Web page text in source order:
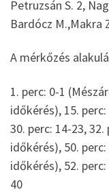
Petruzsán S. 2,
Bardócz M.,Makra
A mérkőzés
1. perc: 0-1
időkérés), 15.
30. perc: 14-23,
időkérés), 50.
időkérés), 52.
40